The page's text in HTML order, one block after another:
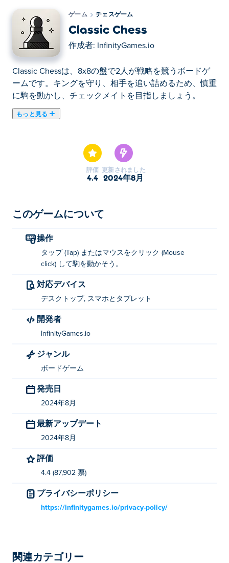
ゲーム チェスゲーム
Classic Chess
作成者: InfinityGames.io
Classic Chessは、8x8の盤で2人が戦略を競うボードゲ
ームです。キングを守り、相手を追い詰めるため、慎重
に駒を動かし、チェックメイトを目指しましょう。
もっと見る
でプレイしてコンピューターに挑戦し、初心者、中級
者、上級者を問わず、自分のレベルを見つけてくださ
い。従来の方法の方がお好みですか? 友達とフレンドリ
ク ゲームをエレガントに楽しむ方法を提供します。チ
クラシックチェスの遊び方は？
タップまたはクリックしてピースを移動します
クラシックチェスを作ったのは誰ですか?
た。他のゲームは Poki でプレイできます:
Infinity Loop: Hex、 merge-shapes、
Quest
、 Wood Blocks 3D
すればいいですか?
Classic Chess はモバイル デバイスやデスクト
クラシック チェスは、コンピューターや携帯電話、タ
友達とクラシックチェスをプレイできますか?
達とプレイできます。
評価
4.4
更新されました
2024年8月
このゲームについて
操作
タップ (Tap) またはマウスをクリック (Mouse
click) して駒を動かそう。
対応デバイス
デスクトップ, スマホとタブレット
開発者
InfinityGames.io
ジャンル
ボードゲーム
発売日
2024年8月
最新アップデート
2024年8月
評価
4.4 (87,902 票)
プライバシーポリシー
https://infinitygames.io/privacy-policy/
関連カテゴリー